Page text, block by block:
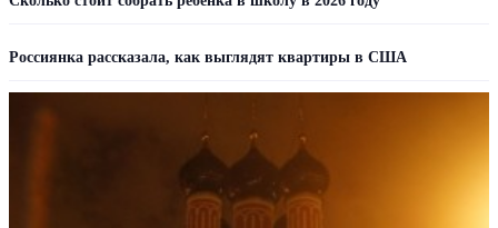
Россиянка рассказала, как выглядят квартиры в США